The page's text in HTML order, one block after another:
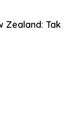
Zealand: Tak